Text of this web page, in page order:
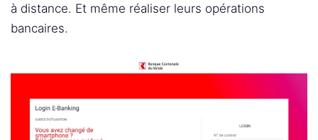
à distance. Et même réaliser leurs opérations
bancaires.